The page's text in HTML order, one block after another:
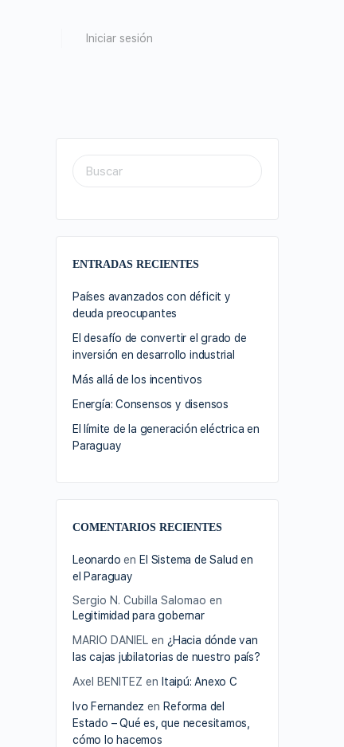
Iniciar sesión
ENTRADAS RECIENTES
Países avanzados con déficit y
deuda preocupantes
El desafío de convertir el grado de
inversión en desarrollo industrial
Más allá de los incentivos
Energía: Consensos y disensos
El límite de la generación eléctrica en
Paraguay
COMENTARIOS RECIENTES
Leonardo en El Sistema de Salud en
el Paraguay
Sergio N. Cubilla Salomao en
Legitimidad para gobernar
MARIO DANIEL en ¿Hacia dónde van
las cajas jubilatorias de nuestro país?
Axel BENITEZ en Itaipú: Anexo C
Ivo Fernandez en Reforma del
Estado – Qué es, que necesitamos,
cómo lo hacemos